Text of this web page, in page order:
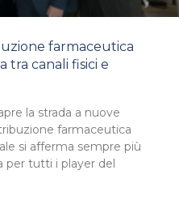
farmaceutica
tra canali fisici e
la strada a nuove
farmaceutica
si afferma sempre più
per tutti i player del